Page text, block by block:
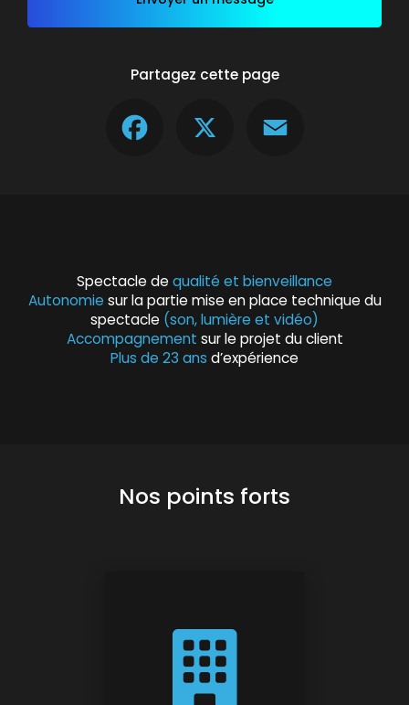
Partagez cette page
Spectacle dequalité et bienveillance
Autonomie sur la partie mise en place technique du
spectacle (son, lumière et vidéo)
Accompagnement sur le projet du client
Plus de 23 ans d’expérience
Nos points forts